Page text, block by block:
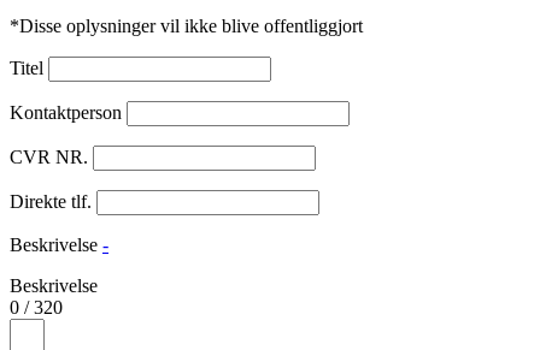
*Disse oplysninger vil ikke blive offentliggjort
Titel
Kontaktperson
CVR NR.
Direkte tlf.
Beskrivelse -
Beskrivelse
0 /320